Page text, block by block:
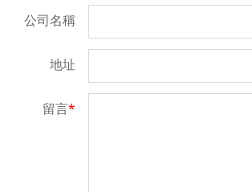
公司名稱
地址
留言*